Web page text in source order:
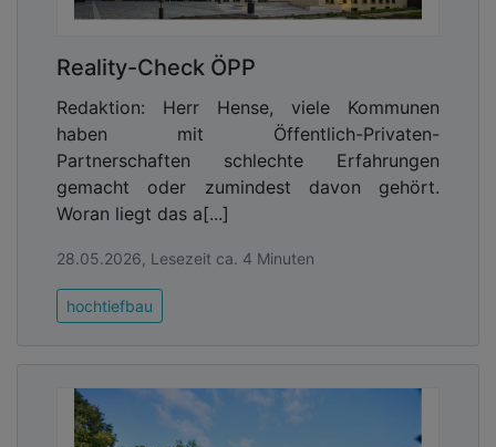
Reality-Check ÖPP
Redaktion: Herr Hense, viele Kommunen
haben mit Öffentlich-Privaten-
Partnerschaften schlechte Erfahrungen
gemacht oder zumindest davon gehört.
Woran liegt das a[...]
28.05.2026, Lesezeit ca. 4 Minuten
hochtiefbau